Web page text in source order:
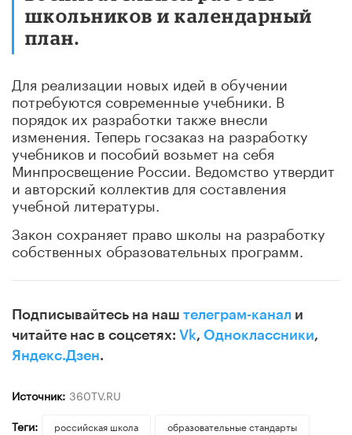
школьников и календарный
план.
Для реализации новых идей в обучении
потребуются современные учебники. В
порядок их разработки также внесли
изменения. Теперь госзаказ на разработку
учебников и пособий возьмет на себя
Минпросвещение России. Ведомство утвердит
и авторский коллектив для составления
учебной литературы.
Закон сохраняет право школы на разработку
собственных образовательных программ.
Подписывайтесь на наш телеграм-канал и
читайте нас в соцсетях: Vk, Одноклассники,
Яндекс.Дзен.
Источник: 360TV.RU
Теги:
российская школа
образовательные стандарты